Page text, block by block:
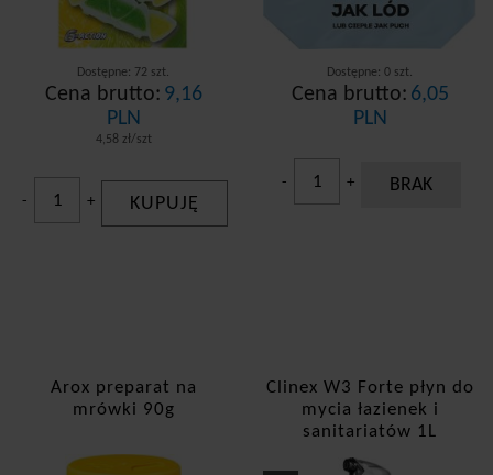
Dostępne: 72 szt.
Cena brutto: 9,16
PLN
4,58 zł/szt
- + KUPUJĘ
Dostępne: 0 szt.
Cena brutto: 6,05
PLN
- + BRAK
Arox preparat na
mrówki 90g
Clinex W3 Forte płyn do
mycia łazienek i
sanitariatów 1L